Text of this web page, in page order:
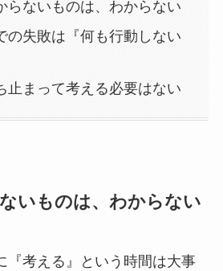
らないものは、わからない
の失敗は『何も行動しない
止まって考える必要はない
いものは、わからない
『考える』という時間は大事